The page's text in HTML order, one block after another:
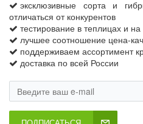
эксклюзивные сорта и
отличаться от конкурентов
тестирование в теплицах и
лучшее соотношение цена-
поддерживаем ассортимент
доставка по всей России